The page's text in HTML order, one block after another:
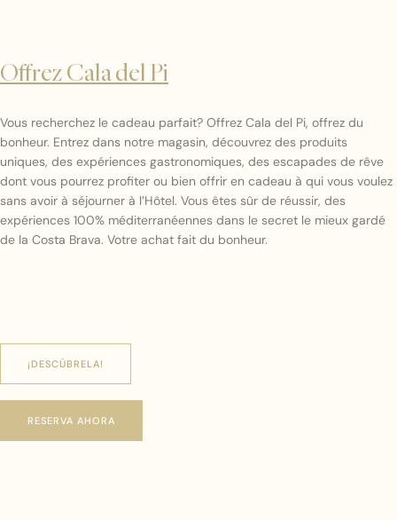
Offrez Cala del Pi
Vous recherchez le cadeau parfait? Offrez Cala del Pi, offrez du
bonheur. Entrez dans notre magasin, découvrez des produits
uniques, des expériences gastronomiques, des escapades de rêve
dont vous pourrez profiter ou bien offrir en cadeau à qui vous voulez
sans avoir à séjourner à l’Hôtel. Vous êtes sûr de réussir, des
expériences 100% méditerranéennes dans le secret le mieux gardé
de la Costa Brava. Votre achat fait du bonheur.
¡DESCÚBRELA!
RESERVA AHORA